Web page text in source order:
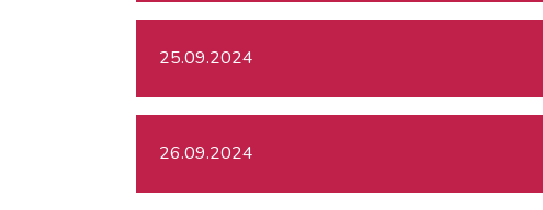
25.09.2024
26.09.2024